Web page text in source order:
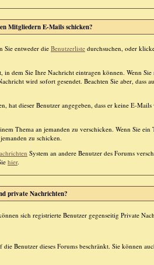
Mitgliedern E-Mails schicken?
Sie entweder die Benutzerliste durchsuchen, oder
dem Sie Ihre Nachricht eintragen können. Wenn
wird sofort gesendet. Beachten Sie aber, dass
dieser Benutzer angegeben, dass er keine E-Mails
Thema an jemanden zu verschicken. Wenn Sie ein
zu schicken.
System an andere Benutzer des Forums
hier.
private Nachrichten?
sich registrierte Benutzer gegenseitig Private
Benutzer dieses Forums beschränkt. Sie können